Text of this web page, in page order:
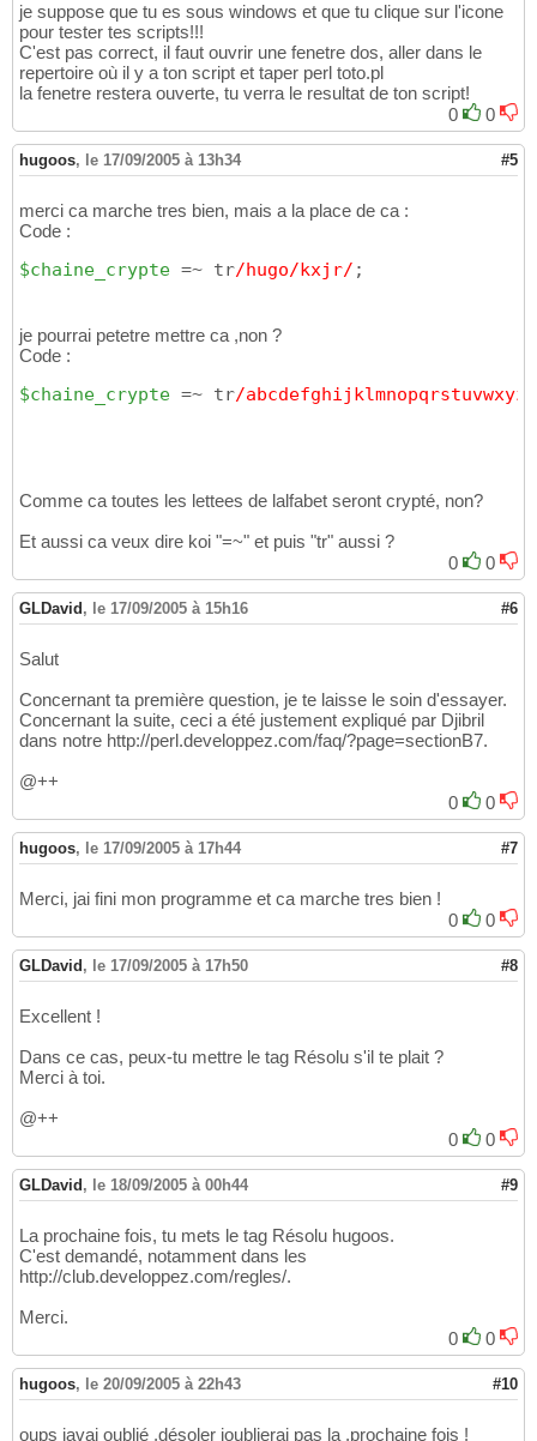
je suppose que tu es sous windows et que tu clique sur l'icone
pour tester tes scripts!!!
C'est pas correct, il faut ouvrir une fenetre dos, aller dans le
repertoire où il y a ton script et taper perl toto.pl
la fenetre restera ouverte, tu verra le resultat de ton script!
0
0
hugoos, le 17/09/2005 à 13h34 #5
merci ca marche tres bien, mais a la place de ca :
Code :
$chaine_crypte =~ tr/hugo/kxjr/ ;
je pourrai petetre mettre ca ,non ?
Code :
$chaine_crypte =~ tr/
Comme ca toutes les lettees de lalfabet seront crypté, non?
Et aussi ca veux dire koi "=~" et puis "tr" aussi ?
0
0
GLDavid , le 17/09/2005 à 15h16 #6
Salut
Concernant ta première question, je te laisse le soin d'essayer.
Concernant la suite, ceci a été justement expliqué par Djibril
dans notre http://perl.developpez.com/faq/?page=sectionB7.
@++
0
0
hugoos, le 17/09/2005 à 17h44 #7
Merci, jai fini mon programme et ca marche tres bien !
0
0
GLDavid , le 17/09/2005 à 17h50 #8
Excellent !
Dans ce cas, peux-tu mettre le tag Résolu s'il te plait ?
Merci à toi.
@++
0
0
GLDavid , le 18/09/2005 à 00h44 #9
La prochaine fois, tu mets le tag Résolu hugoos.
C'est demandé, notamment dans les
http://club.developpez.com/regles/.
Merci.
0
0
hugoos, le 20/09/2005 à 22h43 #10
oups javai oublié ,désoler joublierai pas la ,prochaine fois !